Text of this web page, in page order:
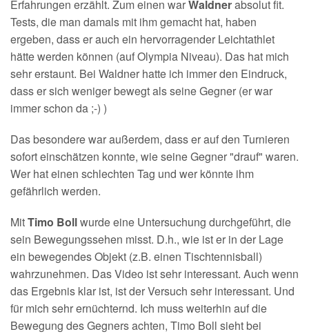
Erfahrungen erzählt. Zum einen warWaldnerabsolut fit.
Tests, die man damals mit ihm gemacht hat, haben
ergeben, dass er auch ein hervorragender Leichtathlet
hätte werden können (auf Olympia Niveau). Das hat mich
sehr erstaunt. Bei Waldner hatte ich immer den Eindruck,
dass er sich weniger bewegt als seine Gegner (er war
immer schon da ;-) )
Das besondere war außerdem, dass er auf den Turnieren
sofort einschätzen konnte, wie seine Gegner "drauf" waren.
Wer hat einen schlechten Tag und wer könnte ihm
gefährlich werden.
MitTimo Bollwurde eine Untersuchung durchgeführt, die
sein Bewegungssehen misst. D.h., wie ist er in der Lage
ein bewegendes Objekt (z.B. einen Tischtennisball)
wahrzunehmen. Das Video ist sehr interessant. Auch wenn
das Ergebnis klar ist, ist der Versuch sehr interessant. Und
für mich sehr ernüchternd. Ich muss weiterhin auf die
Bewegung des Gegners achten, Timo Boll sieht bei